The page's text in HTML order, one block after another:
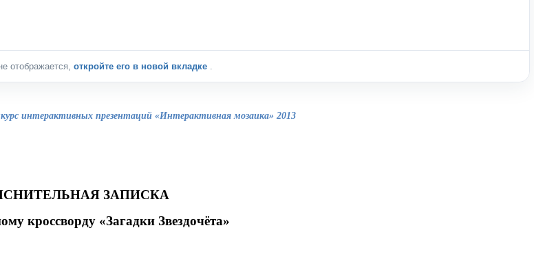
отображается, откройте его в новой вкладке
интерактивных презентаций «Интерактивная мозаика» 2013
ЗАПИСКА
кроссворду «Загадки Звездочёта»